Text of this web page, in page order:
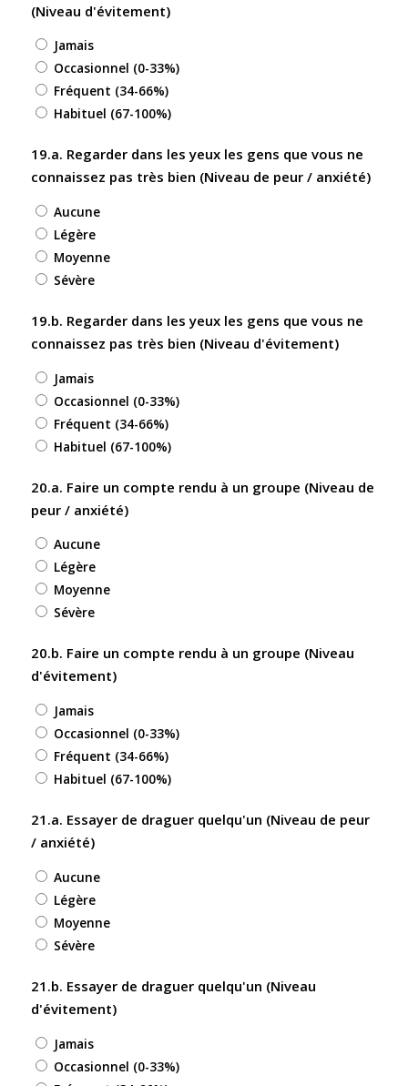
(Niveau d'évitement)
Jamais
Occasionnel (0-33%)
Fréquent (34-66%)
Habituel (67-100%)
19.a. Regarder dans les yeux les gens que vous ne
connaissez pas très bien (Niveau de peur / anxiété)
Aucune
Légère
Moyenne
Sévère
19.b. Regarder dans les yeux les gens que vous ne
connaissez pas très bien (Niveau d'évitement)
Jamais
Occasionnel (0-33%)
Fréquent (34-66%)
Habituel (67-100%)
20.a. Faire un compte rendu à un groupe (Niveau de
peur / anxiété)
Aucune
Légère
Moyenne
Sévère
20.b. Faire un compte rendu à un groupe (Niveau
d'évitement)
Jamais
Occasionnel (0-33%)
Fréquent (34-66%)
Habituel (67-100%)
21.a. Essayer de draguer quelqu'un (Niveau de peur
/ anxiété)
Aucune
Légère
Moyenne
Sévère
21.b. Essayer de draguer quelqu'un (Niveau
d'évitement)
Jamais
Occasionnel (0-33%)